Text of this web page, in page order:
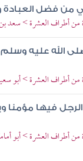
من فضل العبادة
من أطراف العشرة >
الله عليه وسلم
من أطراف العشرة > أبو
فيها مؤمنا
من أطراف العشرة >